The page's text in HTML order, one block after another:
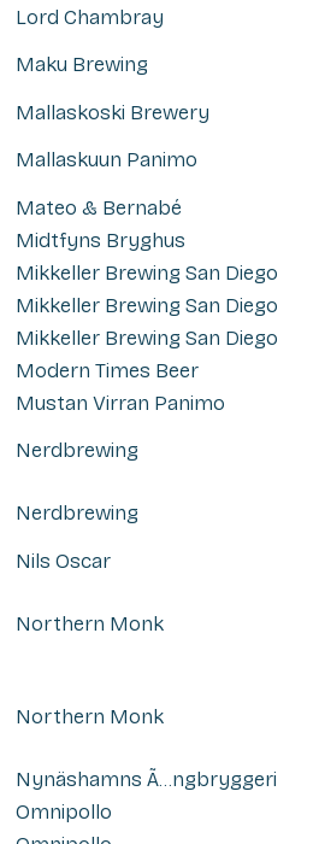
Lord Chambray
Maku Brewing
Mallaskoski Brewery
Mallaskuun Panimo
Mateo & Bernabé
Midtfyns Bryghus
Mikkeller Brewing San Diego
Mikkeller Brewing San Diego
Mikkeller Brewing San Diego
Modern Times Beer
Mustan Virran Panimo
Nerdbrewing
Nerdbrewing
Nils Oscar
Northern Monk
Northern Monk
Nynäshamns Ã…ngbryggeri
Omnipollo